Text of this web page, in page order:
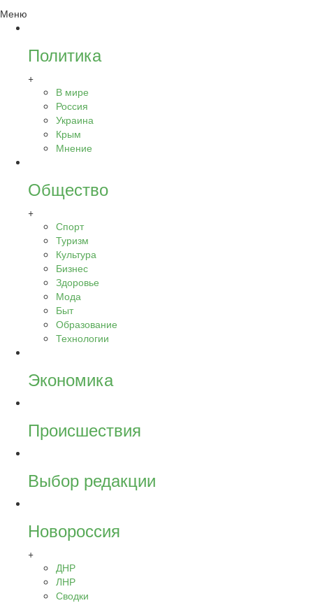
Меню
Политика
+
В мире
Россия
Украина
Крым
Мнение
Общество
+
Спорт
Туризм
Культура
Бизнес
Здоровье
Мода
Быт
Образование
Технологии
Экономика
Происшествия
Выбор редакции
Новороссия
+
ДНР
ЛНР
Сводки